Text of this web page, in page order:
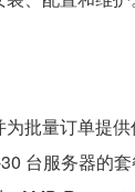
批量订单提
台服务器的